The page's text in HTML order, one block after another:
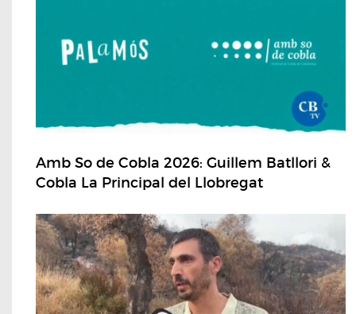
Amb So de Cobla 2026: Guillem Batllori &
Cobla La Principal del Llobregat